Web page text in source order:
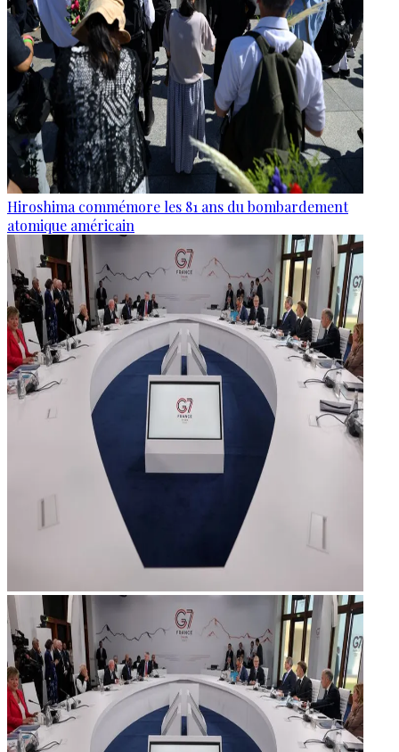
Hiroshima commémore les 81 ans du bombardement
atomique américain